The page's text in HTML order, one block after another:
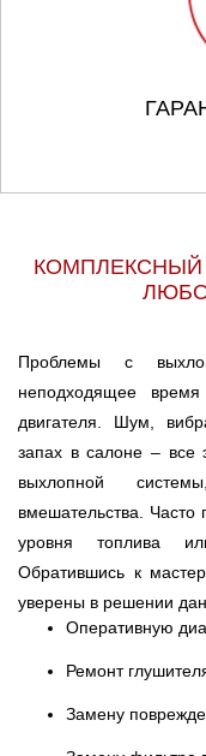
КОМПЛЕКСНЫЙ
Проблемы с
неподходящее
двигателя. Шум,
запах в салоне – все
выхлопной
вмешательства.
уровня топлива
Обратившись к
уверены в решении
Оперативную
Ремонт
Замену